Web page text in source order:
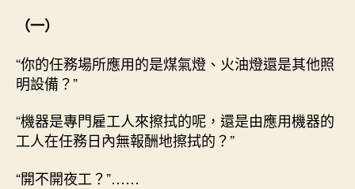
（一）
“你的任務場所應用的是煤氣燈、火油燈還是其他照
明設備？”
“機器是專門雇工人來擦拭的呢，還是由應用機器的
工人在任務日內無報酬地擦拭的？”
“開不開夜工？”……